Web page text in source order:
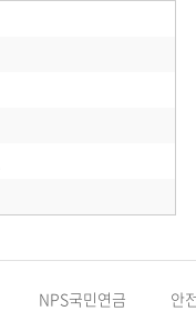
NPS국민연금 안